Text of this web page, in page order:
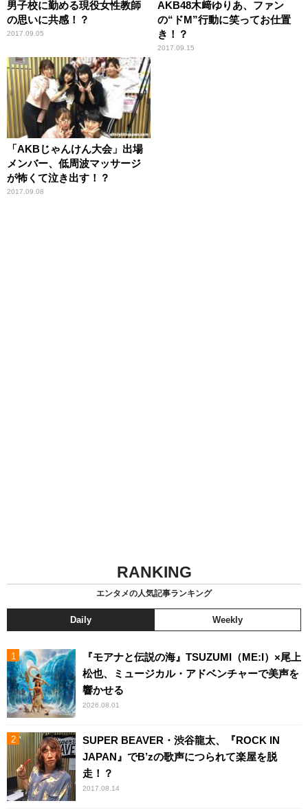
男子校に勤める現役女性教師
の思いに共感！？
2017.09.05
AKB48木﨑ゆりあ、ファン
の“ドM”行動に笑ってお仕置
き！？
2017.09.15
「AKBじゃんけん大会」出場
メンバー、低周波マッサージ
が怖くて泣き出す！？
2017.09.08
RANKING
エンタメの人気記事ランキング
Daily Weekly
『モアナと伝説の海』TSUZUMI（ME:I）×尾上
松也、ミュージカル・アドベンチャーで美声を
響かせる
2026.08.01
SUPER BEAVER・渋谷龍太、『ROCK IN
JAPAN』でB’zの歌声につられて楽屋を脱
走！？
2017.08.14